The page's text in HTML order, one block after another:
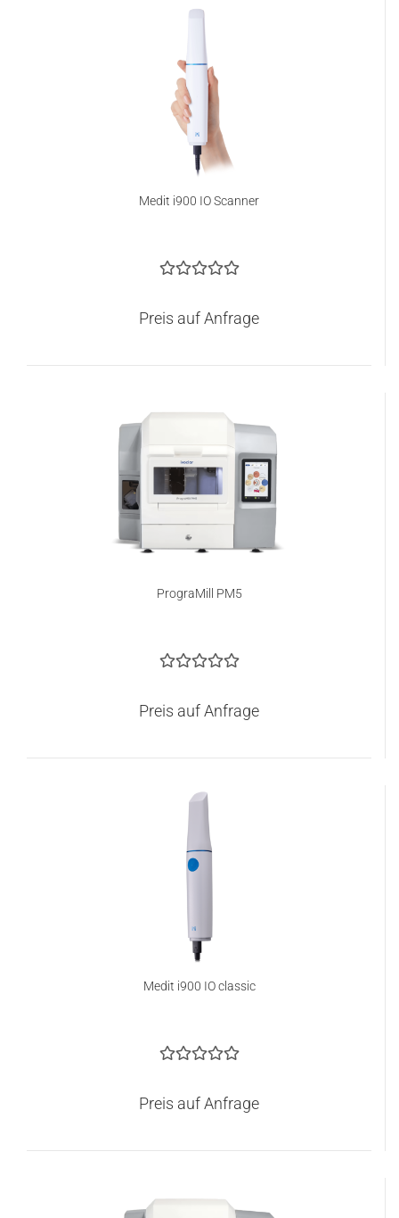
Medit i900 IO Scanner
Preis auf Anfrage
PrograMill PM5
Preis auf Anfrage
Medit i900 IO classic
Preis auf Anfrage